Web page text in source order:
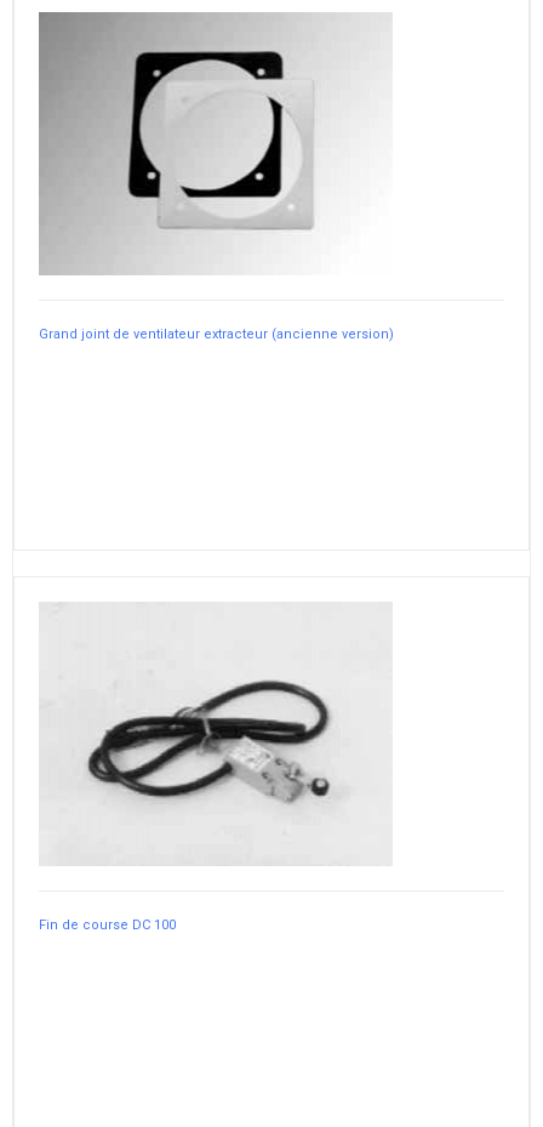
Grand joint de ventilateur extracteur (ancienne version)
Fin de course DC 100